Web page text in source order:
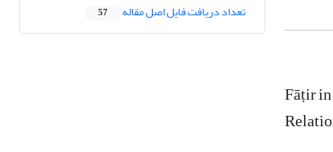
Fāṭir
تعداد دریافت فایل اصل مقاله 57